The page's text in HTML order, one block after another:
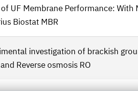
UF Membrane Performance:
Biostat MBR
investigation of brackish
Reverse osmosis RO